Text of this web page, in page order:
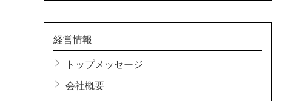
経営情報
トップメッセージ
会社概要